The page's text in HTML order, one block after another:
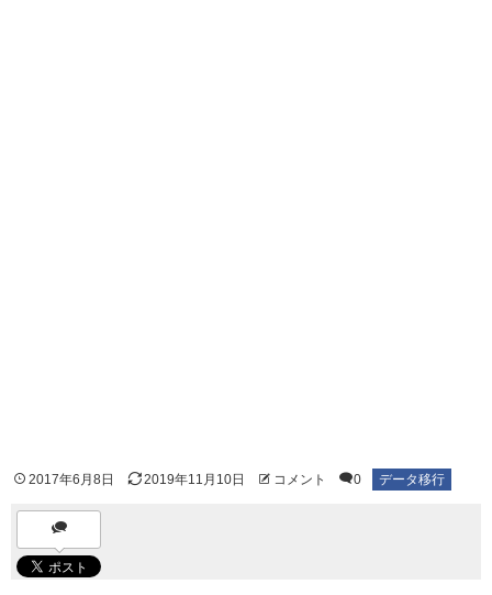
2017年6月8日 2019年11月10日 コメント 0 データ移行